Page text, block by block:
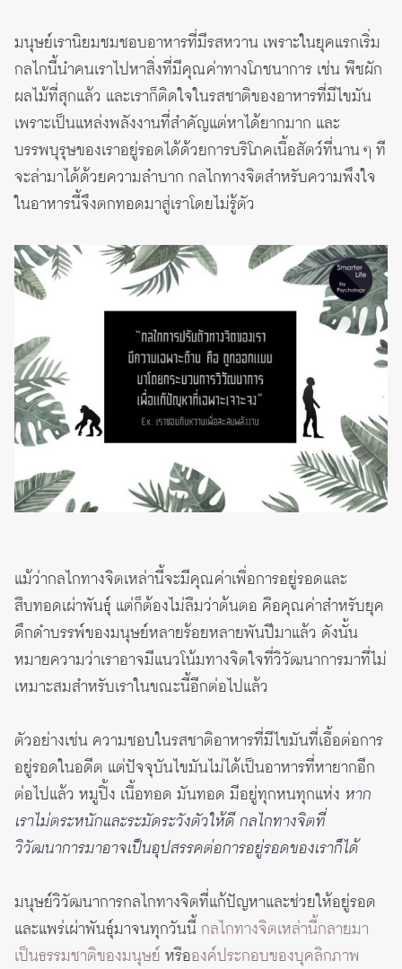
มนุษย์เรานิยมชมชอบอาหารที่มีรสหวาน เพราะในยุคแรกเริ่ม
กลไกนี้นำคนเราไปหาสิ่งที่มีคุณค่าทางโภชนาการ เช่น พืชผัก
ผลไม้ที่สุกแล้ว และเราก็ติดใจในรสชาติของอาหารที่มีไขมัน
เพราะเป็นแหล่งพลังงานที่สำคัญแต่หาได้ยากมาก และ
บรรพบุรุษของเราอยู่รอดได้ด้วยการบริโภคเนื้อสัตว์ที่นาน ๆ ที
จะล่ามาได้ด้วยความลำบาก กลไกทางจิตสำหรับความพึงใจ
ในอาหารนี้จึงตกทอดมาสู่เราโดยไม่รู้ตัว
แม้ว่ากลไกทางจิตเหล่านี้จะมีคุณค่าเพื่อการอยู่รอดและ
สืบทอดเผ่าพันธุ์ แต่ก็ต้องไม่ลืมว่าต้นตอ คือคุณค่าสำหรับยุค
ดึกดำบรรพ์ของมนุษย์หลายร้อยหลายพันปีมาแล้ว ดังนั้น
หมายความว่าเราอาจมีแนวโน้มทางจิตใจที่วิวัฒนาการมาที่ไม่
เหมาะสมสำหรับเราในขณะนี้อีกต่อไปแล้ว
ตัวอย่างเช่น ความชอบในรสชาติอาหารที่มีไขมันที่เอื้อต่อการ
อยู่รอดในอดีต แต่ปัจจุบันไขมันไม่ได้เป็นอาหารที่หายากอีก
ต่อไปแล้ว หมูปิ้ง เนื้อทอด มันทอด มีอยู่ทุกหนทุกแห่ง หาก
เราไม่ตระหนักและระมัดระวังตัวให้ดี กลไกทางจิตที่
วิวัฒนาการมาอาจเป็นอุปสรรคต่อการอยู่รอดของเราก็ได้
มนุษย์วิวัฒนาการกลไกทางจิตที่แก้ปัญหาและช่วยให้อยู่รอด
และแพร่เผ่าพันธุ์มาจนทุกวันนี้กลไกทางจิตเหล่านี้กลายมา
เป็นธรรมชาติของมนุษย์ หรือองค์ประกอบของบุคลิกภาพ